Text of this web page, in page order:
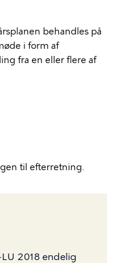
behandles på
i form af
fra en eller flere af
til efterretning.
2018 endelig